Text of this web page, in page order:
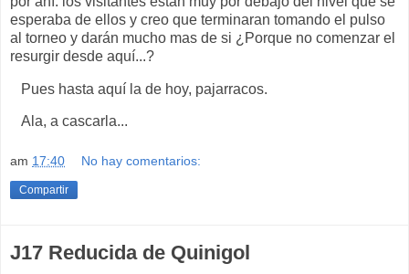
esperaba de ellos y creo que terminaran tomando el pulso
al torneo y darán mucho mas de si ¿Porque no comenzar el
resurgir desde aquí...?
Pues hasta aquí la de hoy, pajarracos.
Ala, a cascarla...
am 17:40 No hay comentarios:
Compartir
J17 Reducida de Quinigol